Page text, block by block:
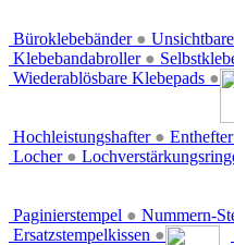
Büroklebebänder ●
Klebebandabroller ●
Wiederablösbare Klebepads ●
Hochleistungshafter ● Enthefter
Locher ●
Paginierstempel ● Nummern-
Ersatzstempelkissen ●